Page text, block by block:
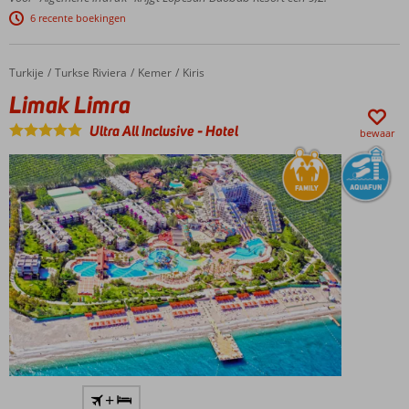
Meloneras
Halfpension
en
Volpension
ook
mogelijk
6 recente boekingen
Home
Turkije Turkse Riviera Kemer Kiris
Limak Limra
Limak Limra
Ultra All Inclusive-Hotel bewaar
+